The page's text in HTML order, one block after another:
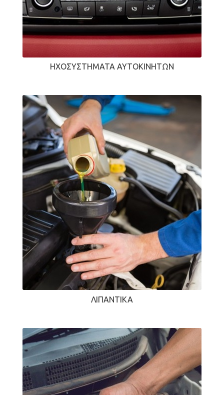
ΗΧΟΣΥΣΤΉΜΑΤΑ ΑΥΤΟΚΙΝΉΤΩΝ
ΛΙΠΑΝΤΙΚΆ